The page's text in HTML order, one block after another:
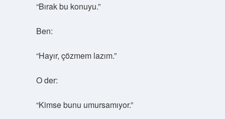
“Bırak bu konuyu.”
Ben:
“Hayır, çözmem lazım.”
O der:
“Kimse bunu umursamıyor.”